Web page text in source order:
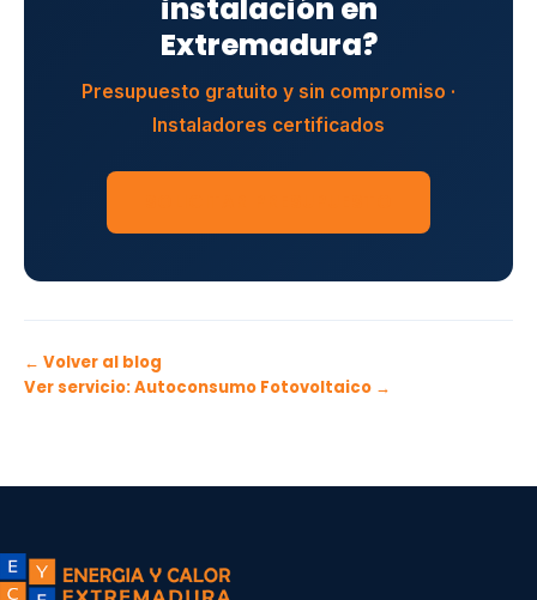
instalación en
Extremadura?
Presupuesto gratuito y sin compromiso ·
Instaladores certificados
← Volver al blog
Ver servicio: Autoconsumo Fotovoltaico →